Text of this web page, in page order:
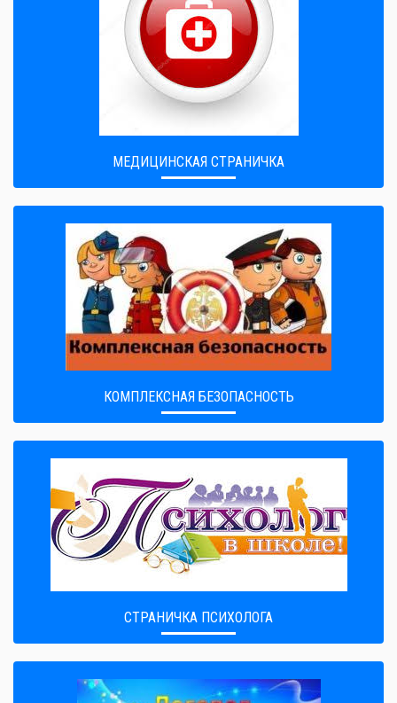
МЕДИЦИНСКАЯ СТРАНИЧКА
КОМПЛЕКСНАЯ БЕЗОПАСНОСТЬ
СТРАНИЧКА ПСИХОЛОГА